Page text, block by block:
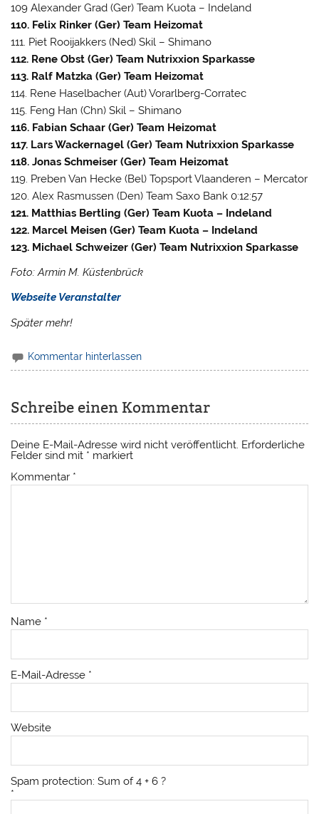
109 Alexander Grad (Ger) Team Kuota – Indeland
110. Felix Rinker (Ger) Team Heizomat
111. Piet Rooijakkers (Ned) Skil – Shimano
112. Rene Obst (Ger) Team Nutrixxion Sparkasse
113. Ralf Matzka (Ger) Team Heizomat
114. Rene Haselbacher (Aut) Vorarlberg-Corratec
115. Feng Han (Chn) Skil – Shimano
116. Fabian Schaar (Ger) Team Heizomat
117. Lars Wackernagel (Ger) Team Nutrixxion Sparkasse
118. Jonas Schmeiser (Ger) Team Heizomat
119. Preben Van Hecke (Bel) Topsport Vlaanderen – Mercator
120. Alex Rasmussen (Den) Team Saxo Bank 0:12:57
121. Matthias Bertling (Ger) Team Kuota – Indeland
122. Marcel Meisen (Ger) Team Kuota – Indeland
123. Michael Schweizer (Ger) Team Nutrixxion Sparkasse
Foto: Armin M. Küstenbrück
Webseite Veranstalter
Später mehr!
Kommentar hinterlassen
Schreibe einen Kommentar
Deine E-Mail-Adresse wird nicht veröffentlicht. Erforderliche
Felder sind mit * markiert
Kommentar *
Name *
E-Mail-Adresse *
Website
Spam protection: Sum of 4 + 6 ?
*